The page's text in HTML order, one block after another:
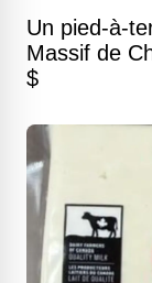
Un pied-à-
Massif de
$